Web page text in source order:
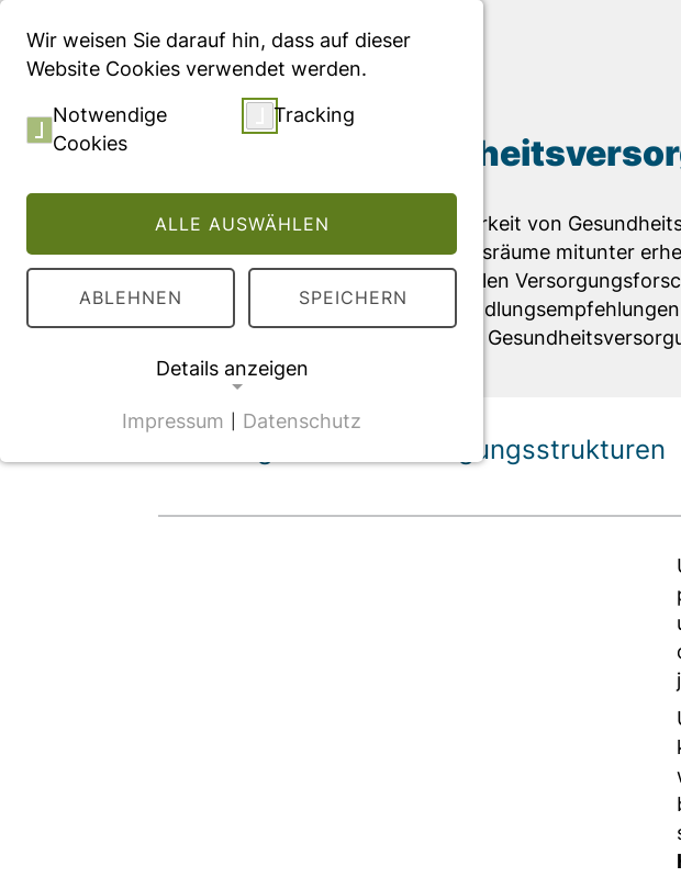
Menü
Forschungsschwerpunkte
Regionale
In der Verfügbarkeit und Erreichbarkeit von
danach unterscheiden sich Ballungsräume mitunter
ländlichen Gebieten. In der regionalen
Versorgungsdefizite und leiten
zukunftsfähige regionalspezifische
Bedarfsgerechte Versorgungsstrukturen
Wir weisen Sie darauf hin, dass auf dieser
Website Cookies verwendet werden.
Notwendige
Cookies
Tracking
ALLE AUSWÄHLEN
ABLEHNEN SPEICHERN
Details anzeigen
NOTWENDIGE COOKIES
Impressum Datenschutz